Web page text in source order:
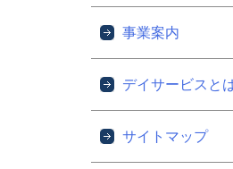
事業案内
デイサービスと
サイトマップ